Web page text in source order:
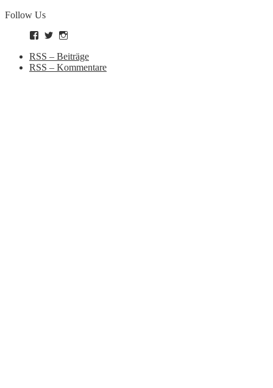
Follow Us
Profil
zockworkorange
auf
Facebook
Profil
zockworkorange
auf
Twitter
zockworkorange
auf
Instagram
RSS – Beiträge
RSS – Kommentare